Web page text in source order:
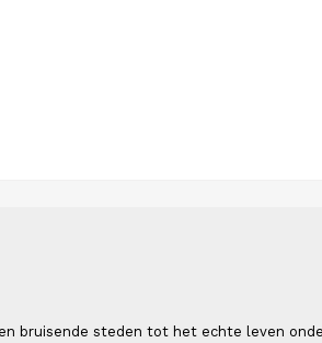
bruisende steden tot het echte leven